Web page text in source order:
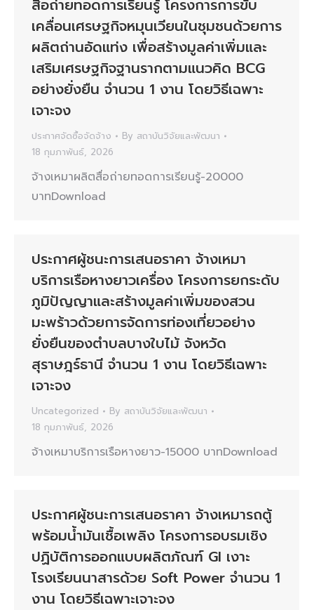
สื่อถ่ายทอดการเรียนรู้ โครงการการขับ
เคลื่อนเศรษฐกิจหมุนเวียนในชุมชนด้วยการ
ผลิตถ่านอัดแท่ง เพื่อสร้างมูลค่าเพิ่มและ
เสริมเศรษฐกิจฐานรากตามแนวคิด BCG
อย่างยั่งยืน จำนวน 1 งาน โดยวิธีเฉพาะ
เจาะจง
ประกาศจัดซื้อจัดจ้าง By สถาบันวิจัยและพัฒนา
18 กุมภาพันธ์, 2026
จ้างเหมาผลิตสื่อถ่ายทอดการเรียนรู้-20000
บาทDownload
ประกาศผู้ชนะการเสนอราคา จ้างเหมา
บริการเรือหางยาวเครื่อง โครงการยกระดับ
ภูมิปัญญาและสร้างมูลค่าเพิ่มของสวน
มะพร้าวด้วยการจัดการท่องเที่ยวอย่าง
ยั่งยืนของตำบลบางใบไม้ จังหวัด
สุราษฎร์ธานี จำนวน 1 งาน โดยวิธีเฉพาะ
เจาะจง
Uncategorized By สถาบันวิจัยและพัฒนา
18 กุมภาพันธ์, 2026
จ้างเหมาบริการเรือหางยาว-15000 บาทDownload
ประกาศผู้ชนะการเสนอราคา จ้างเหมารถตู้
พร้อมน้ำมันเชื้อเพลิง โครงการอบรมเชิง
ปฏิบัติการออกแบบผลิตภัณฑ์ GI เงาะ
โรงเรียนนาสารด้วย Soft Power จำนวน 1
งาน โดยวิธีเฉพาะเจาะจง